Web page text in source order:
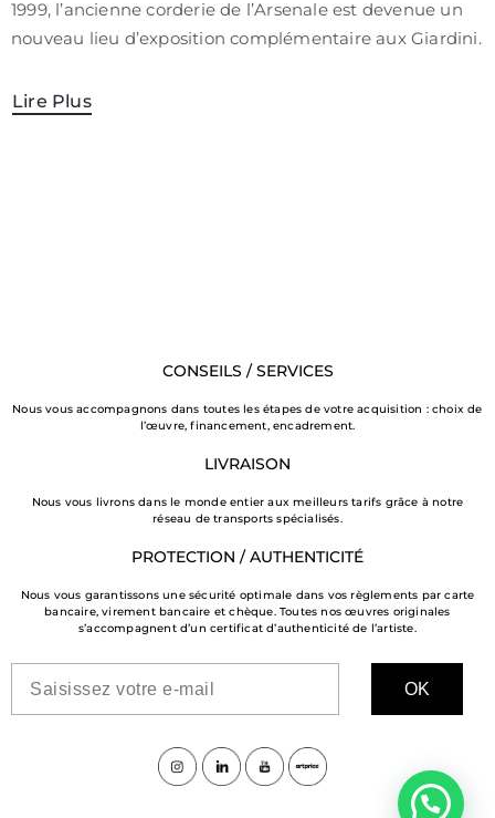
1999, l’ancienne corderie de l’Arsenale est devenue un
nouveau lieu d’exposition complémentaire aux Giardini.
Lire Plus
CONSEILS / SERVICES
Nous vous accompagnons dans toutes les étapes de votre acquisition : choix de
l’œuvre, financement, encadrement.
LIVRAISON
Nous vous livrons dans le monde entier aux meilleurs tarifs grâce à notre
réseau de transports spécialisés.
PROTECTION / AUTHENTICITÉ
Nous vous garantissons une sécurité optimale dans vos règlements par carte
bancaire, virement bancaire et chèque. Toutes nos œuvres originales
s’accompagnent d’un certificat d’authenticité de l’artiste.
OK